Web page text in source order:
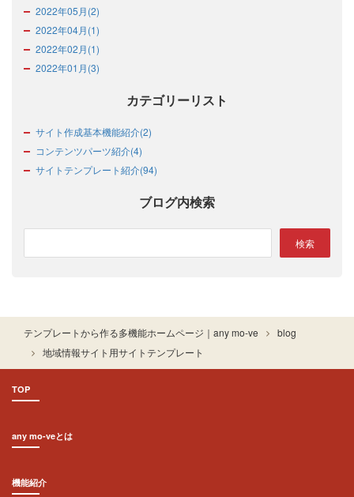
2022年05月(2)
2022年04月(1)
2022年02月(1)
2022年01月(3)
カテゴリーリスト
サイト作成基本機能紹介(2)
コンテンツパーツ紹介(4)
サイトテンプレート紹介(94)
ブログ内検索
テンプレートから作る多機能ホームページ｜any mo-ve
blog
地域情報サイト用サイトテンプレート
TOP
any mo-veとは
機能紹介